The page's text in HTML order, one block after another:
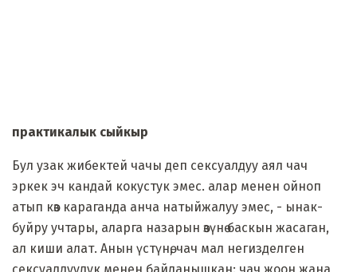
практикалык сыйкыр
Бул узак жибектей чачы деп сексуалдуу аял чач
эркек эч кандай кокустук эмес. алар менен ойноп
атып көз караганда анча натыйжалуу эмес, - ынак-
буйру учтары, аларга назарын өзүнө баскын жасаган,
ал киши алат. Анын үстүнө, чач мал негизделген